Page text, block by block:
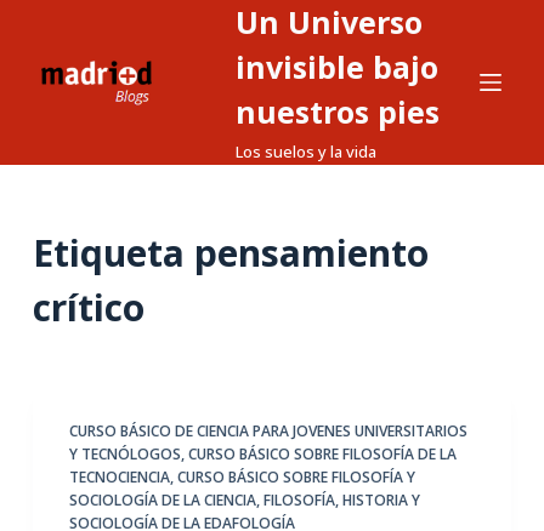
o
Un Universo
invisible bajo
nuestros pies
Los suelos y la vida
Etiqueta pensamiento
crítico
CURSO BÁSICO DE CIENCIA PARA JOVENES UNIVERSITARIOS
Y TECNÓLOGOS,CURSO BÁSICO SOBRE FILOSOFÍA DE LA
TECNOCIENCIA,CURSO BÁSICO SOBRE FILOSOFÍA Y
SOCIOLOGÍA DE LA CIENCIA,FILOSOFÍA, HISTORIA Y
SOCIOLOGÍA DE LA EDAFOLOGÍA